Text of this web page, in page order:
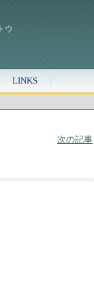
ウ
LINKS
次の記事